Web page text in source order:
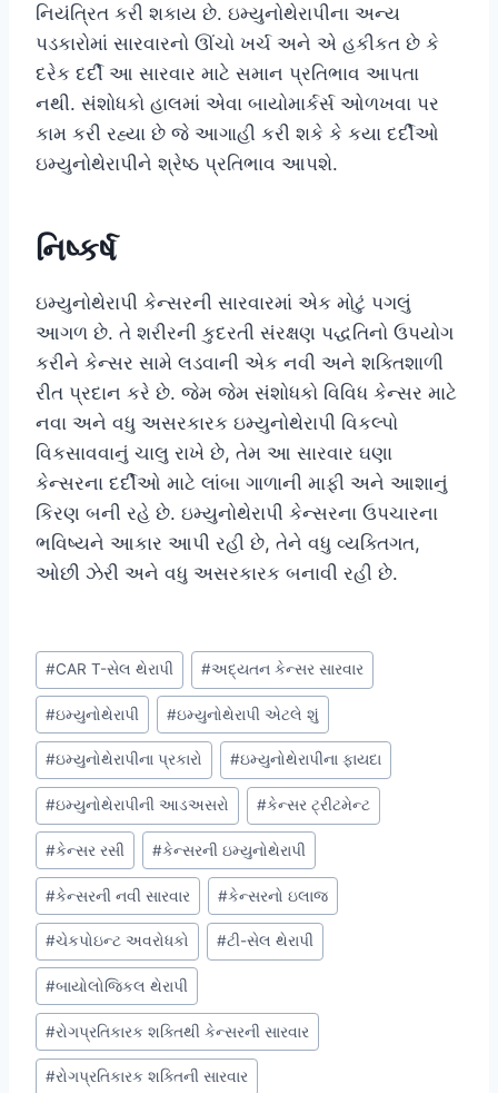
નિયંત્રિત કરી શકાય છે. ઇમ્યુનોથેરાપીના અન્ય
પડકારોમાં સારવારનો ઊંચો ખર્ચ અને એ હકીકત છે કે
દરેક દર્દી આ સારવાર માટે સમાન પ્રતિભાવ આપતા
નથી. સંશોધકો હાલમાં એવા બાયોમાર્કર્સ ઓળખવા પર
કામ કરી રહ્યા છે જે આગાહી કરી શકે કે કયા દર્દીઓ
ઇમ્યુનોથેરાપીને શ્રેષ્ઠ પ્રતિભાવ આપશે.
નિષ્કર્ષ
ઇમ્યુનોથેરાપી કેન્સરની સારવારમાં એક મોટું પગલું
આગળ છે. તે શરીરની કુદરતી સંરક્ષણ પદ્ધતિનો ઉપયોગ
કરીને કેન્સર સામે લડવાની એક નવી અને શક્તિશાળી
રીત પ્રદાન કરે છે. જેમ જેમ સંશોધકો વિવિધ કેન્સર માટે
નવા અને વધુ અસરકારક ઇમ્યુનોથેરાપી વિકલ્પો
વિકસાવવાનું ચાલુ રાખે છે, તેમ આ સારવાર ઘણા
કેન્સરના દર્દીઓ માટે લાંબા ગાળાની માફી અને આશાનું
કિરણ બની રહે છે. ઇમ્યુનોથેરાપી કેન્સરના ઉપચારના
ભવિષ્યને આકાર આપી રહી છે, તેને વધુ વ્યક્તિગત,
ઓછી ઝેરી અને વધુ અસરકારક બનાવી રહી છે.
Post
Tags:
#CAR T-સેલ થેરાપી #અદ્યતન કેન્સર સારવાર
#ઇમ્યુનોથેરાપી #ઇમ્યુનોથેરાપી એટલે શું
#ઇમ્યુનોથેરાપીના પ્રકારો #ઇમ્યુનોથેરાપીના ફાયદા
#ઇમ્યુનોથેરાપીની આડઅસરો #કેન્સર ટ્રીટમેન્ટ
#કેન્સર રસી #કેન્સરની ઇમ્યુનોથેરાપી
#કેન્સરની નવી સારવાર #કેન્સરનો ઇલાજ
#ચેકપોઇન્ટ અવરોધકો #ટી-સેલ થેરાપી
#બાયોલોજિકલ થેરાપી
#રોગપ્રતિકારક શક્તિથી કેન્સરની સારવાર
#રોગપ્રતિકારક શક્તિની સારવાર